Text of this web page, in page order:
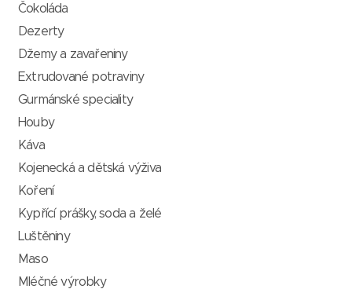
Čokoláda
Dezerty
Džemy a zavařeniny
Extrudované potraviny
Gurmánské speciality
Houby
Káva
Kojenecká a dětská výživa
Koření
Kypřící prášky, soda a želé
Luštěniny
Maso
Mléčné výrobky